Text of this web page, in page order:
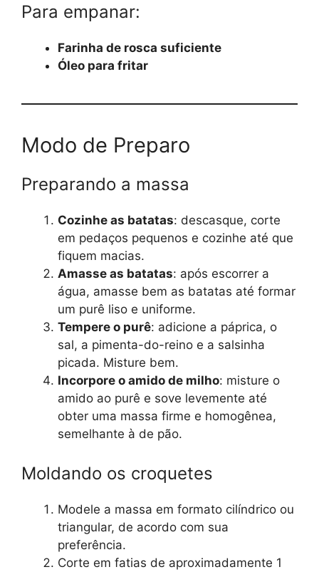
Para empanar:
Farinha de rosca suficiente
Óleo para fritar
Modo de Preparo
Preparando a massa
Cozinhe as batatas: descasque, corte
em pedaços pequenos e cozinhe até que
fiquem macias.
Amasse as batatas: após escorrer a
água, amasse bem as batatas até formar
um purê liso e uniforme.
Tempere o purê: adicione a páprica, o
sal, a pimenta-do-reino e a salsinha
picada. Misture bem.
Incorpore o amido de milho: misture o
amido ao purê e sove levemente até
obter uma massa firme e homogênea,
semelhante à de pão.
Moldando os croquetes
Modele a massa em formato cilíndrico ou
triangular, de acordo com sua
preferência.
Corte em fatias de aproximadamente 1